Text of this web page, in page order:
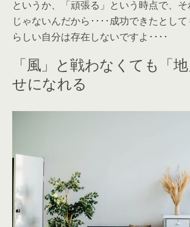
というか、「頑張る」という時点で、
じゃないんだから････成功できたとし
らしい自分は存在しないですよ････
「風」と戦わなくても「
せになれる